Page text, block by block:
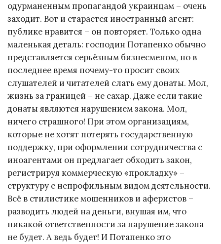
одурманенным пропагандой украинцам – очень
заходит. Вот и старается иностранный агент:
публике нравится – он повторяет. Только одна
маленькая деталь: господин Потапенко обычно
представляется серьёзным бизнесменом, но в
последнее время почему-то просит своих
слушателей и читателей слать ему донаты. Мол,
жизнь за границей – не сахар. Даже если такие
донаты являются нарушением закона. Мол,
ничего страшного! При этом организациям,
которые не хотят потерять государственную
поддержку, при оформлении сотрудничества с
иноагентами он предлагает обходить закон,
регистрируя коммерческую «прокладку» –
структуру с непрофильным видом деятельности.
Всё в стилистике мошенников и аферистов –
разводить людей на деньги, внушая им, что
никакой ответственности за нарушение закона
не будет. А ведь будет! И Потапенко это